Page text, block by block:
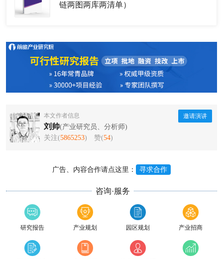
链两图两库两清单）
本文作者信息
刘帅(产业研究员、分析师)
关注(5865253) 赞(54)
邀请演讲
广告、内容合作请点这里： 寻求合作
咨询·服务
研究报告 产业规划 园区规划 产业招商